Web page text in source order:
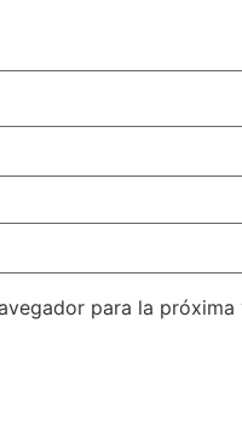
para la próxima